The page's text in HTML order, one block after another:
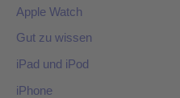
Apple Watch
Gut zu wissen
iPad und iPod
iPhone